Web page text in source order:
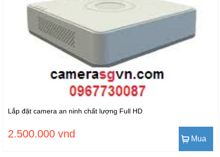
Lắp đặt camera an ninh chất lượng Full HD
2.500.000 vnd Mua